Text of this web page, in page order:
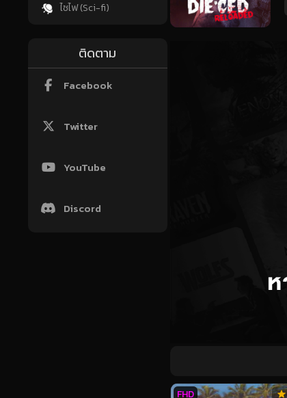
ไซไฟ (Sci-fi)
ติดตาม
Facebook
Twitter
YouTube
Discord
FHD